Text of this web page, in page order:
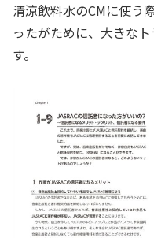
清涼飲料水のCMに使う
ったがために、大きな
す。